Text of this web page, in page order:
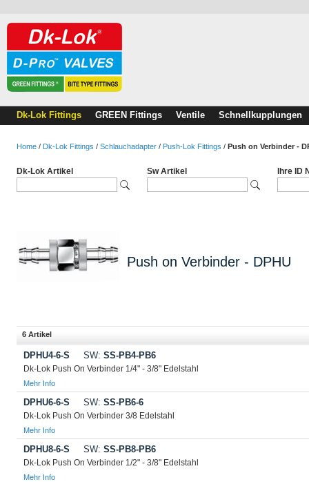
Dk-Lok Fittings GREEN Fittings Ventile Schnellkupplungen
Home / Dk-Lok Fittings / Schlauchadapter / Push-Lok Fittings / Push on Verbinder -
Dk-Lok Artikel Sw Artikel Ihre ID
Push on Verbinder - DPHU
6 Artikel
DPHU4-6-S SW: SS-PB4-PB6
Dk-Lok Push On Verbinder 1/4" - 3/8" Edelstahl
Mehr Info
DPHU6-6-S SW: SS-PB6-6
Dk-Lok Push On Verbinder 3/8 Edelstahl
Mehr Info
DPHU8-6-S SW: SS-PB8-PB6
Dk-Lok Push On Verbinder 1/2" - 3/8" Edelstahl
Mehr Info